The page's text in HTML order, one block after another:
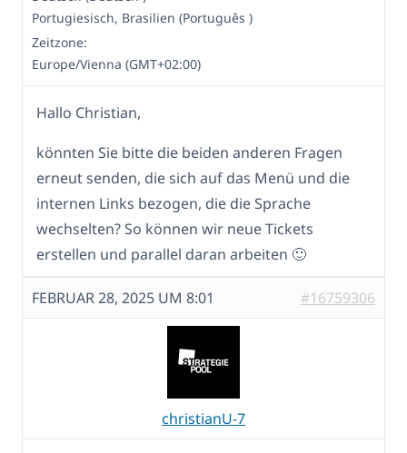
Portugiesisch, Brasilien (Português )
Zeitzone:
Europe/Vienna (GMT+02:00)
Hallo Christian,
könnten Sie bitte die beiden anderen Fragen
erneut senden, die sich auf das Menü und die
internen Links bezogen, die die Sprache
wechselten? So können wir neue Tickets
erstellen und parallel daran arbeiten 🙂
FEBRUAR 28, 2025 UM 8:01 #16759306
christianU-7